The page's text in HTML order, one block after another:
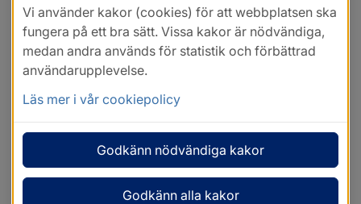
Vi använder kakor (cookies) för att webbplatsen ska
fungera på ett bra sätt. Vissa kakor är nödvändiga,
medan andra används för statistik och förbättrad
användarupplevelse.
Läs mer i vår cookiepolicy
Godkänn nödvändiga kakor
Godkänn alla kakor